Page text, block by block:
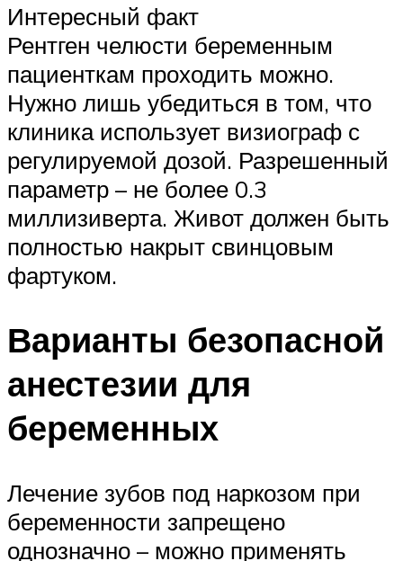
Интересный факт
Рентген челюсти беременным
пациенткам проходить можно.
Нужно лишь убедиться в том, что
клиника использует визиограф с
регулируемой дозой. Разрешенный
параметр – не более 0.3
миллизиверта. Живот должен быть
полностью накрыт свинцовым
фартуком.
Варианты безопасной
анестезии для
беременных
Лечение зубов под наркозом при
беременности запрещено
однозначно – можно применять